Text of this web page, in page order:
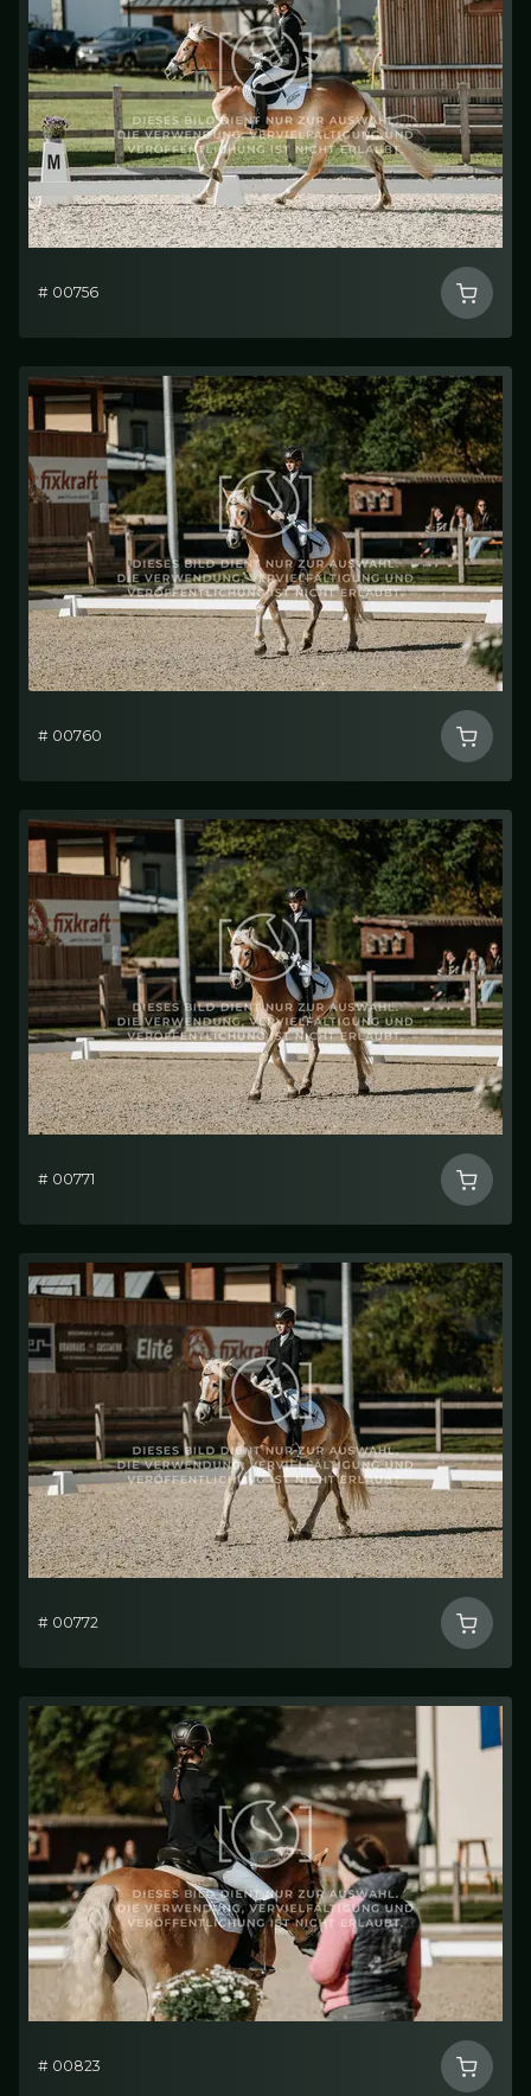
# 00756
# 00760
# 00771
# 00772
# 00823